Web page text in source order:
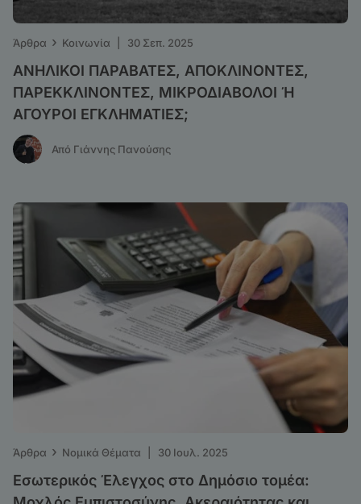
Άρθρα › Κοινωνία 30 Σεπ. 2025
ΑΝΗΛΙΚΟΙ ΠΑΡΑΒΑΤΕΣ, ΑΠΟΚΛΙΝΟΝΤΕΣ,
ΠΑΡΕΚΚΛΙΝΟΝΤΕΣ, ΜΙΚΡΟΔΙΑΒΟΛΟΙ Ή
ΑΓΟΥΡΟΙ ΕΓΚΛΗΜΑΤΙΕΣ;
Από Γιάννης Πανούσης
Άρθρα › Νομικά Θέματα 30 Ιουλ. 2025
Εσωτερικός Έλεγχος στο Δημόσιο τομέα: